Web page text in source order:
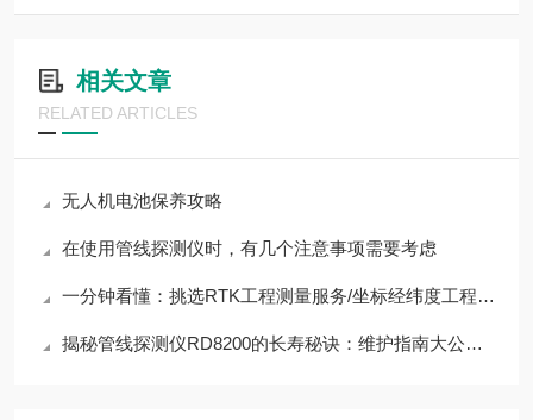
相关文章
RELATED ARTICLES
无人机电池保养攻略
在使用管线探测仪时，有几个注意事项需要考虑
一分钟看懂：挑选RTK工程测量服务/坐标经纬度工程测量服务公司核心评测标准
揭秘管线探测仪RD8200的长寿秘诀：维护指南大公开！